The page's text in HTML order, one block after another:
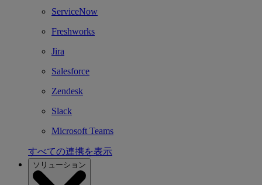
ServiceNow
Freshworks
Jira
Salesforce
Zendesk
Slack
Microsoft Teams
すべての連携を表示
ソリューション